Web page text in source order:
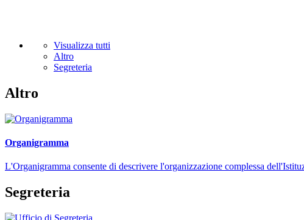
Visualizza tutti
Altro
Segreteria
Altro
Organigramma
L'Organigramma consente di descrivere l'organizzazione complessa
Segreteria